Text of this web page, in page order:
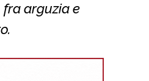
fra arguzia e